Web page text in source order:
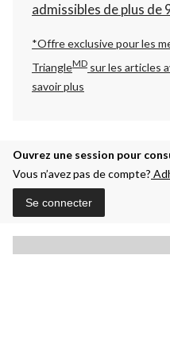
admissibles de plus de
*Offre exclusive pour les
TriangleMD sur les articles
savoir plus
Ouvrez une session pour
Vous n’avez pas de compte?
Se connecter